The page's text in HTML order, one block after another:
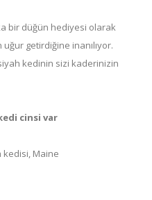
bir düğün hediyesi olarak
getirdiğine inanılıyor.
kedinin sizi kaderinizin
cinsi var
Maine